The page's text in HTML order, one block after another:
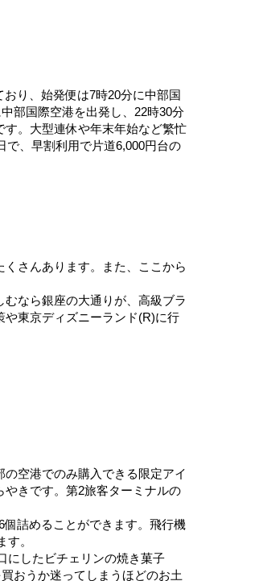
り、始発便は7時20分に中部国
部国際空港を出発し、22時30分
。大型連休や年末年始など繁忙
で、早割利用で片道6,000円台の
さんあります。また、ここから
なら銀座の大通りが、高級ブラ
東京ディズニーランド(R)に行
空港でのみ購入できる限定アイ
きです。第2旅客ターミナルの
詰めることができます。飛行機
。
にしたビチェリンの焼き菓子
おうか迷ってしまうほどのお土